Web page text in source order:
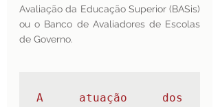
Avaliação da Educação Superior (BASis)
ou o Banco de Avaliadores de Escolas
de Governo.
A atuação dos